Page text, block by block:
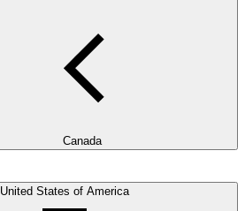
Canada
United States of America